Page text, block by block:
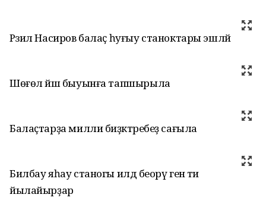
Рәзил Насиров балаҫ һуғыу станоктары эшләй
Шөғөл йәш быуынға тапшырыла
Балаҫтарҙа милли биҙәктәребеҙ сағыла
Билбау яһау станогы илдә беорү генә ти
йылайырҙар